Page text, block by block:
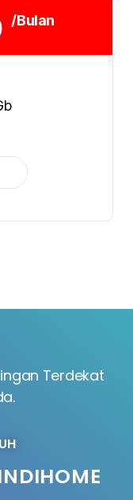
/Bulan
Terdekat